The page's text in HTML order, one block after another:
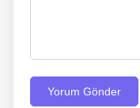
Yorum Gönder